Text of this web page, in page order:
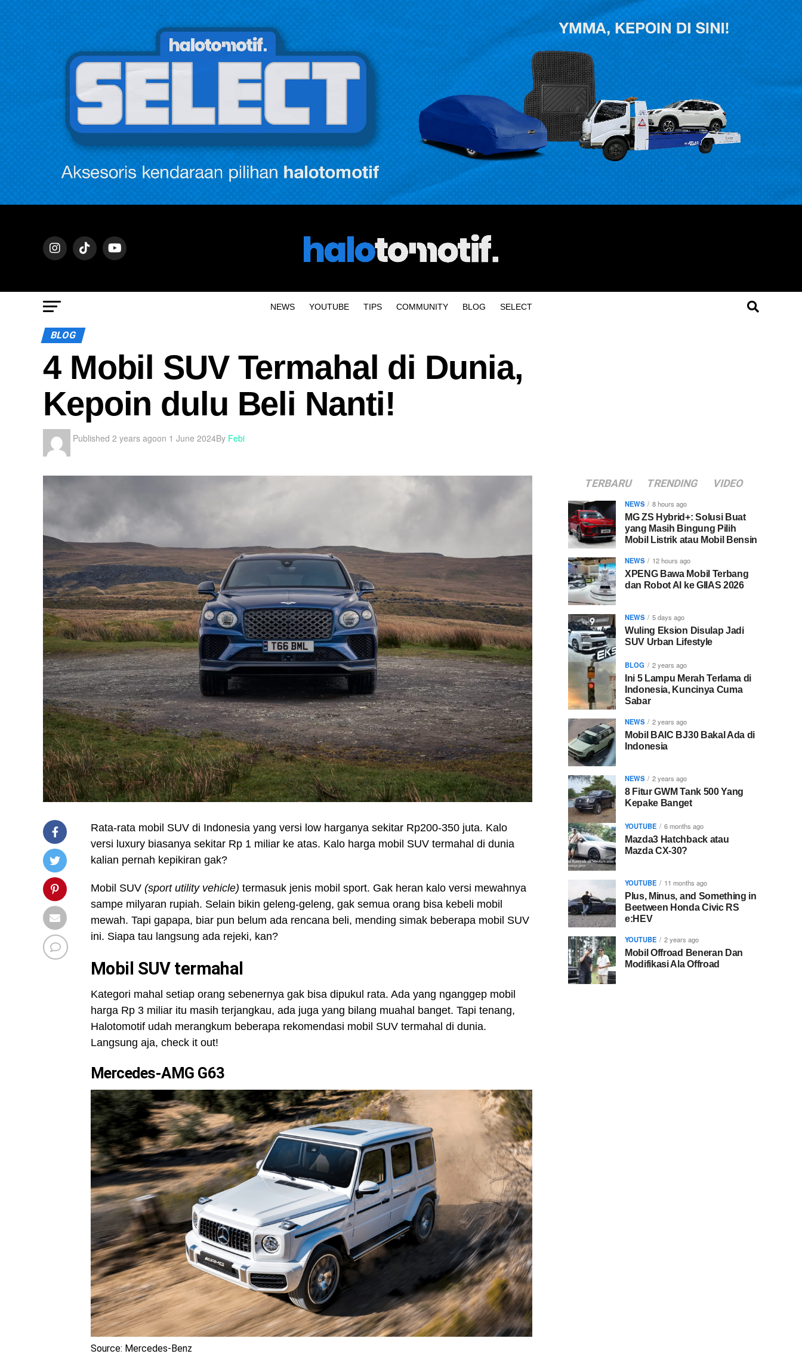
NEWS YOUTUBE TIPS COMMUNITY BLOG SELECT
BLOG
4 Mobil SUV Termahal di Dunia,
Kepoin dulu Beli Nanti!
Published 2 years agoon 1 June 2024By Febi
Rata-rata mobil SUV di Indonesia yang versi low harganya sekitar Rp200-350 juta. Kalo
versi luxury biasanya sekitar Rp 1 miliar ke atas. Kalo harga mobil SUV termahal di dunia
kalian pernah kepikiran gak?
Mobil SUV (sport utility vehicle) termasuk jenis mobil sport. Gak heran kalo versi mewahnya
sampe milyaran rupiah. Selain bikin geleng-geleng, gak semua orang bisa kebeli mobil
mewah. Tapi gapapa, biar pun belum ada rencana beli, mending simak beberapa mobil SUV
ini. Siapa tau langsung ada rejeki, kan?
Mobil SUV termahal
Kategori mahal setiap orang sebenernya gak bisa dipukul rata. Ada yang nganggep mobil
harga Rp 3 miliar itu masih terjangkau, ada juga yang bilang muahal banget. Tapi tenang,
Halotomotif udah merangkum beberapa rekomendasi mobil SUV termahal di dunia.
Langsung aja, check it out!
Mercedes-AMG G63
Source: Mercedes-Benz
TERBARU TRENDING VIDEO
NEWS 8 hours ago
MG ZS Hybrid+: Solusi Buat
yang Masih Bingung Pilih
Mobil Listrik atau Mobil Bensin
NEWS 12 hours ago
XPENG Bawa Mobil Terbang
dan Robot AI ke GIIAS 2026
NEWS 5 days ago
Wuling Eksion Disulap Jadi
SUV Urban Lifestyle
BLOG 2 years ago
Ini 5 Lampu Merah Terlama di
Indonesia, Kuncinya Cuma
Sabar
NEWS 2 years ago
Mobil BAIC BJ30 Bakal Ada di
Indonesia
NEWS 2 years ago
8 Fitur GWM Tank 500 Yang
Kepake Banget
YOUTUBE 6 months ago
Mazda3 Hatchback atau
Mazda CX-30?
YOUTUBE 11 months ago
Plus, Minus, and Something in
Beetween Honda Civic RS
e:HEV
YOUTUBE 2 years ago
Mobil Offroad Beneran Dan
Modifikasi Ala Offroad